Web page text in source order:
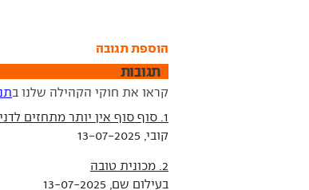
הוספת תגובה
תגובות
קראו את חוקי הקהילה שלנו ב
1. סוף סוף אין יותר מתחזים לדני
קובי, 13-07-2025
2. מכונית טובה
בעילום שם, 13-07-2025